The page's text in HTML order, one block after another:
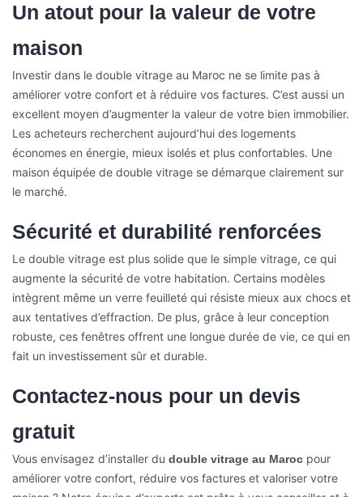
Un atout pour la valeur de votre
maison
Investir dans le double vitrage au Maroc ne se limite pas à
améliorer votre confort et à réduire vos factures. C’est aussi un
excellent moyen d’augmenter la valeur de votre bien immobilier.
Les acheteurs recherchent aujourd’hui des logements
économes en énergie, mieux isolés et plus confortables. Une
maison équipée de double vitrage se démarque clairement sur
le marché.
Sécurité et durabilité renforcées
Le double vitrage est plus solide que le simple vitrage, ce qui
augmente la sécurité de votre habitation. Certains modèles
intègrent même un verre feuilleté qui résiste mieux aux chocs et
aux tentatives d’effraction. De plus, grâce à leur conception
robuste, ces fenêtres offrent une longue durée de vie, ce qui en
fait un investissement sûr et durable.
Contactez-nous pour un devis
gratuit
Vous envisagez d’installer du double vitrage au Maroc pour
améliorer votre confort, réduire vos factures et valoriser votre